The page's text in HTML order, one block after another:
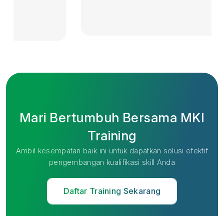
Mari Bertumbuh Bersama MKI
Training
Ambil kesempatan baik ini untuk dapatkan solusi efektif
pengembangan kualifikasi skill Anda
Daftar Training Sekarang